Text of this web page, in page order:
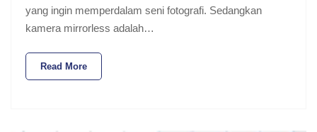
yang ingin memperdalam seni fotografi. Sedangkan
kamera mirrorless adalah…
Read More